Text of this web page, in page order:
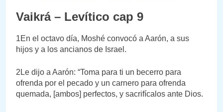
Vaikrá – Levítico cap 9
1En el octavo día, Moshé convocó a Aarón, a sus
hijos y a los ancianos de Israel.
2Le dijo a Aarón: “Toma para ti un becerro para
ofrenda por el pecado y un carnero para ofrenda
quemada, [ambos] perfectos, y sacrifícalos ante Dios.